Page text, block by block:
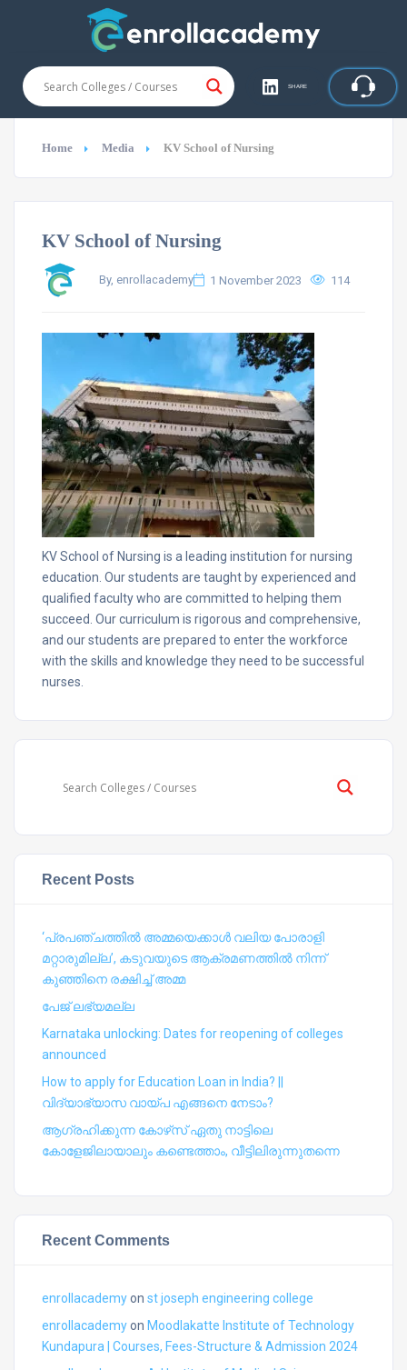
SHARE
Home Media KV School of Nursing
KV School of Nursing
By, enrollacademy 1 November 2023 114
KV School of Nursing is a leading institution for nursing
education. Our students are taught by experienced and
qualified faculty who are committed to helping them
succeed. Our curriculum is rigorous and comprehensive,
and our students are prepared to enter the workforce
with the skills and knowledge they need to be successful
nurses.
Recent Posts
‘പ്രപഞ്ചത്തില്‍ അമ്മയെക്കാള്‍ വലിയ പോരാളി
മറ്റാരുമില്ല’, കടുവയുടെ ആക്രമണത്തില്‍ നിന്ന്
കുഞ്ഞിനെ രക്ഷിച്ച് അമ്മ
പേജ് ലഭ്യമല്ല
Karnataka unlocking: Dates for reopening of colleges
announced
How to apply for Education Loan in India? ||
വിദ്യാഭ്യാസ വായ്പ എങ്ങനെ നേടാം?
ആഗ്രഹിക്കുന്ന കോഴ്‍സ് ഏതു നാട്ടിലെ
കോളേജിലായാലും കണ്ടെത്താം, വീട്ടിലിരുന്നുതന്നെ
Recent Comments
enrollacademyon st joseph engineering college
enrollacademyon Moodlakatte Institute of Technology
Kundapura | Courses, Fees-Structure & Admission 2024